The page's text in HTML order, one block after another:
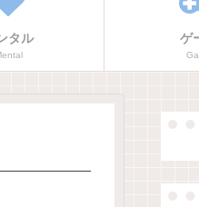
タル ゲ